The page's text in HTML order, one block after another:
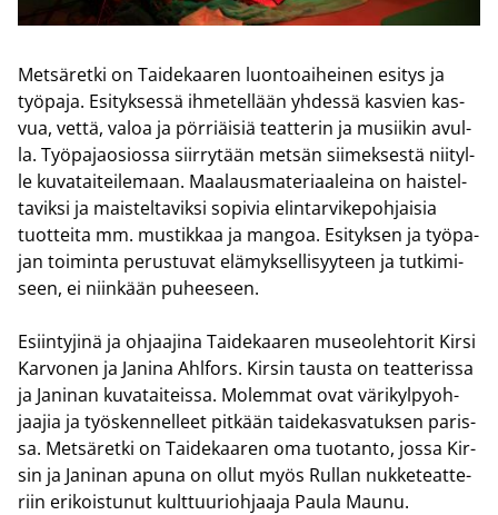
Met­sä­ret­ki on Tai­de­kaa­ren luon­toai­hei­nen esi­tys ja
työ­pa­ja. Esi­tyk­ses­sä ih­me­tel­lään yh­des­sä kas­vien kas­
vua, vettä, valoa ja pör­riäi­siä teat­te­rin ja musii­kin avul­
la. Työ­pa­jao­sios­sa siir­ry­tään met­sän sii­mek­ses­tä nii­tyl­
le ku­va­tai­tei­le­maan. Maa­laus­ma­te­ri­aa­lei­na on hais­tel­
ta­vik­si ja mais­tel­ta­vik­si so­pi­via elin­tar­vi­ke­poh­jai­sia
tuot­tei­ta mm. mus­tik­kaa ja man­goa. Esi­tyk­sen ja työ­pa­
jan toi­min­ta pe­rus­tu­vat elä­myk­sel­li­syy­teen ja tut­ki­mi­
seen, ei niin­kään pu­hee­seen.
Esiin­ty­ji­nä ja oh­jaa­ji­na Tai­de­kaa­ren museo­leh­to­rit Kirsi
Kar­vo­nen ja Ja­ni­na Ahl­fors. Kir­sin taus­ta on teat­te­ris­sa
ja Ja­ni­nan ku­va­tai­teis­sa. Mo­lem­mat ovat vä­ri­kyl­py­oh­
jaa­jia ja työs­ken­nel­leet pit­kään tai­de­kas­va­tuk­sen pa­ris­
sa. Met­sä­ret­ki on Tai­de­kaa­ren oma tuo­tan­to, jossa Kir­
sin ja Ja­ni­nan apuna on ollut myös Rul­lan nuk­ke­teat­te­
riin eri­kois­tu­nut kult­tuu­rioh­jaa­ja Paula Maunu.